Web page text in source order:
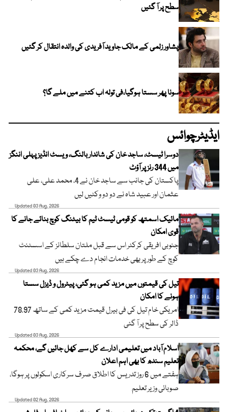
سطح پر آ گئیں
پشاور زلمی کے مالک جاوید آفریدی کی والدہ انتقال کر گئیں
سونا پھر سستا ہوگیا،فی تولہ اب کتنے میں ملے گا؟
ایڈیٹرچوائس
دوسرا ٹیسٹ، ساجد خان کی شاندار بالنگ، ویسٹ انڈیز پہلی اننگز
میں 344 رنز پر آؤٹ
پاکستان کی جانب سے ساجد خان نے 4، محمد علی، علی
عثمان اور عبید شاہ نے دو دو وکٹیں لیں
Updated 03 Aug, 2026
مائیک اسمتھ کو قومی ٹیسٹ ٹیم کا بیٹنگ کوچ بنائے جانے کا
قوی امکان
جنوبی افریقی کرکٹر اس سے قبل ملتان سلطانز کے اسسٹنٹ
کوچ کے طور پر بھی خدمات انجام دے چکے ہیں
Updated 03 Aug, 2026
تیل کی قیمتوں میں مزید کمی ہو گئی، پیٹرول و ڈیزل سستا
ہونے کا امکان
امریکی خام تیل کی فی بیرل قیمت مزید کمی کے ساتھ 78.97
ڈالر کی سطح پر آ گئی
Updated 03 Aug, 2026
اسلام آباد میں تعلیمی ادارے کل سے کھل جائیں گے، محکمہ
تعلیم سندھ کا بھی اہم اعلان
ہفتے میں 6 روز تدریس کا اطلاق صرف سرکاری اسکولوں پر ہوگا،
صوبائی وزیر تعلیم
Updated 02 Aug, 2026